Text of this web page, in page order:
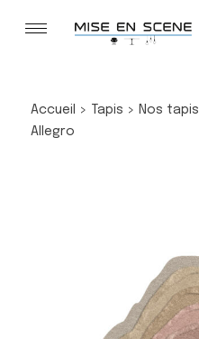
Accueil > Tapis > Nos tapis
Allegro